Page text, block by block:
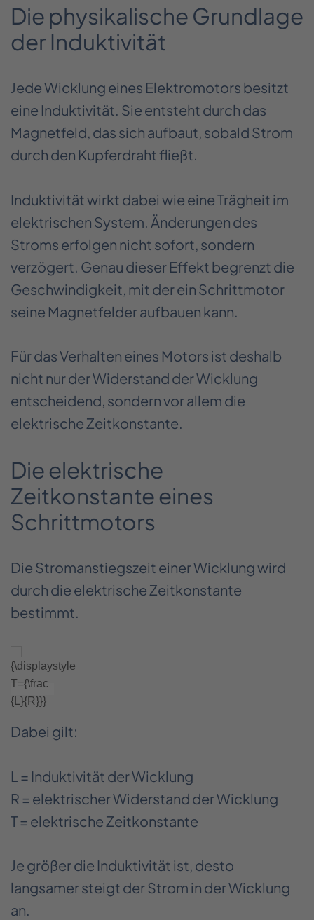
Die physikalische Grundlage
der Induktivität
Jede Wicklung eines Elektromotors besitzt
eine Induktivität. Sie entsteht durch das
Magnetfeld, das sich aufbaut, sobald Strom
durch den Kupferdraht fließt.
Induktivität wirkt dabei wie eine Trägheit im
elektrischen System. Änderungen des
Stroms erfolgen nicht sofort, sondern
verzögert. Genau dieser Effekt begrenzt die
Geschwindigkeit, mit der ein Schrittmotor
seine Magnetfelder aufbauen kann.
Für das Verhalten eines Motors ist deshalb
nicht nur der Widerstand der Wicklung
entscheidend, sondern vor allem die
elektrische Zeitkonstante.
Die elektrische
Zeitkonstante eines
Schrittmotors
Die Stromanstiegszeit einer Wicklung wird
durch die elektrische Zeitkonstante
bestimmt.
Dabei gilt:
L = Induktivität der Wicklung
R = elektrischer Widerstand der Wicklung
T = elektrische Zeitkonstante
Je größer die Induktivität ist, desto
langsamer steigt der Strom in der Wicklung
an.